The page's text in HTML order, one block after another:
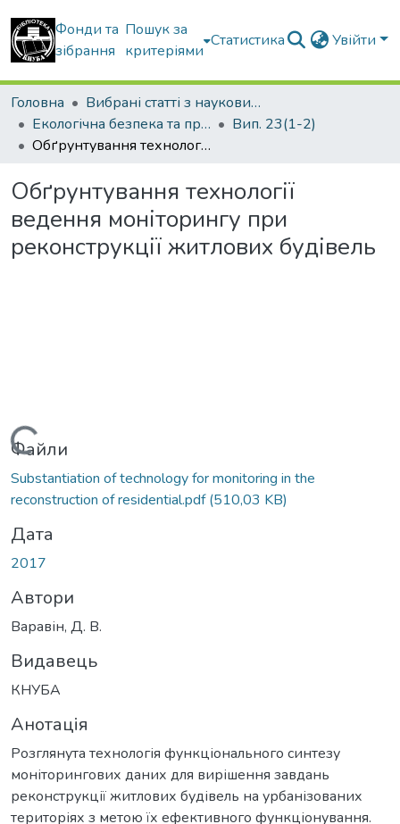
Фонди та
зібрання
Пошук за
критеріями
Статистика Увійти
Головна
Вибрані статті з наукових збірників КНУБА
Екологічна безпека та природокористування
Вип. 23(1-2)
Обґрунтування технології ведення моніторингу при реконструкції житлових будівель
Обґрунтування технології
ведення моніторингу при
реконструкції житлових будівель
Вантажиться...
Файли
Substantiation of technology for monitoring in the
reconstruction of residential.pdf(510,03 KB)
Дата
2017
Автори
Варавін, Д. В.
Видавець
КНУБА
Анотація
Розглянута технологія функціонального синтезу
моніторингових даних для вирішення завдань
реконструкції житлових будівель на урбанізованих
територіях з метою їх ефективного функціонування.